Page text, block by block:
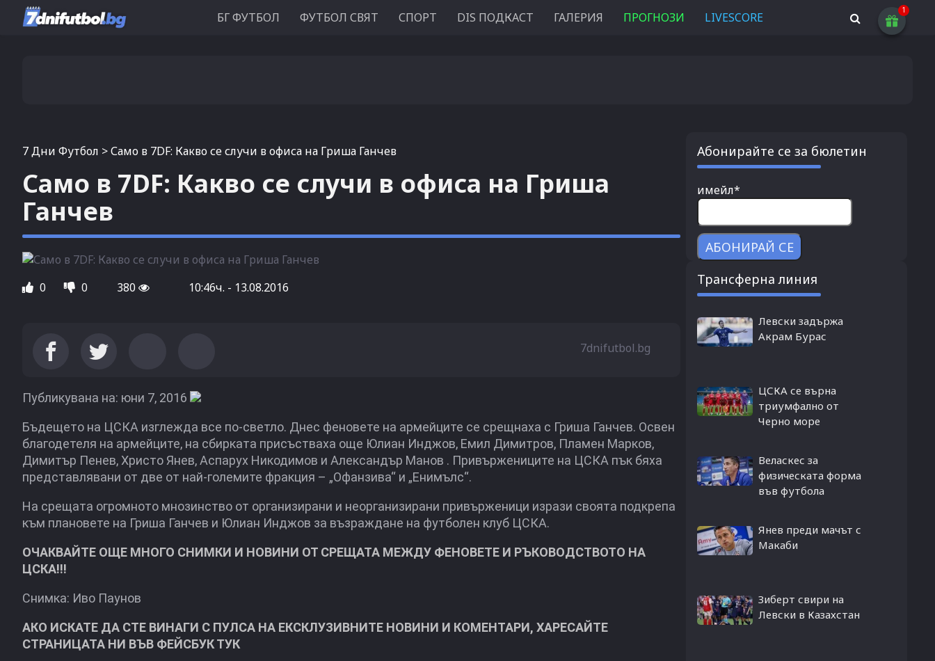
БГ ФУТБОЛ ФУТБОЛ СВЯТ СПОРТ DIS ПОДКАСТ ГАЛЕРИЯ ПРОГНОЗИ LIVESCORE
7 Дни Футбол >Само в 7DF: Какво се случи в офиса на Гриша Ганчев
Само в 7DF: Какво се случи в офиса на Гриша
Ганчев
0 0 380 10:46ч. - 13.08.2016
7dnifutbol.bg
Публикувана на: юни 7, 2016
Бъдещето на ЦСКА изглежда все по-светло. Днес феновете на армейците се срещнаха с Гриша Ганчев. Освен
благодетеля на армейците, на сбирката присъстваха още Юлиан Инджов, Емил Димитров, Пламен Марков,
Димитър Пенев, Христо Янев, Аспарух Никодимов и Александър Манов . Привържениците на ЦСКА пък бяха
представлявани от две от най-големите фракция – „Офанзива“ и „Енимълс“.
На срещата огромното мнозинство от организирани и неорганизирани привърженици изрази своята подкрепа
към плановете на Гриша Ганчев и Юлиан Инджов за възраждане на футболен клуб ЦСКА.
ОЧАКВАЙТЕ ОЩЕ МНОГО СНИМКИ И НОВИНИ ОТ СРЕЩАТА МЕЖДУ ФЕНОВЕТЕ И РЪКОВОДСТВОТО НА
ЦСКА!!!
Снимка: Иво Паунов
АКО ИСКАТЕ ДА СТЕ ВИНАГИ С ПУЛСА НА ЕКСКЛУЗИВНИТЕ НОВИНИ И КОМЕНТАРИ, ХАРЕСАЙТЕ
СТРАНИЦАТА НИ ВЪВ ФЕЙСБУК ТУК
Абонирайте се за бюлетин
имейл*
Трансферна линия
Левски задържа
Акрам Бурас
ЦСКА се върна
триумфално от
Черно море
Веласкес за
физическата форма
във футбола
Янев преди мачът с
Макаби
Зиберт свири на
Левски в Казахстан